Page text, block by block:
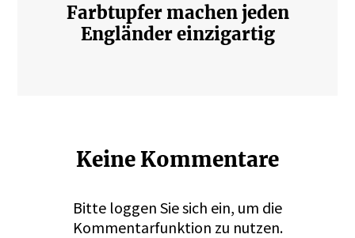
Farbtupfer machen jeden
Engländer einzigartig
Keine Kommentare
Bitte loggen Sie sich ein, um die
Kommentarfunktion zu nutzen.